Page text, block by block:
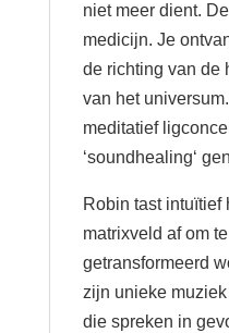
niet meer dient.
medicijn. Je
de richting van de
van het
meditatief
‘soundhealing‘
Robin tast intuïtief
matrixveld af om
getransformeerd
zijn unieke
die spreken in